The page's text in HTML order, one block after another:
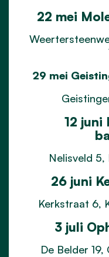
22 mei
29 mei
12 juni
Nelisveld 5,
26 juni
Kerkstraat 6,
3 juli
De Belder 19,